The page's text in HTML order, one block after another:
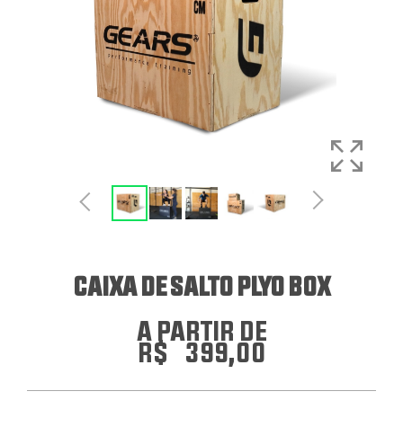
TODOS OS PRODUTOS
ACADEMIA
ERGÔMETROS
HYROXCAIXA DE SALTO PLYO BOX
A PARTIR DE
R$ 399,00